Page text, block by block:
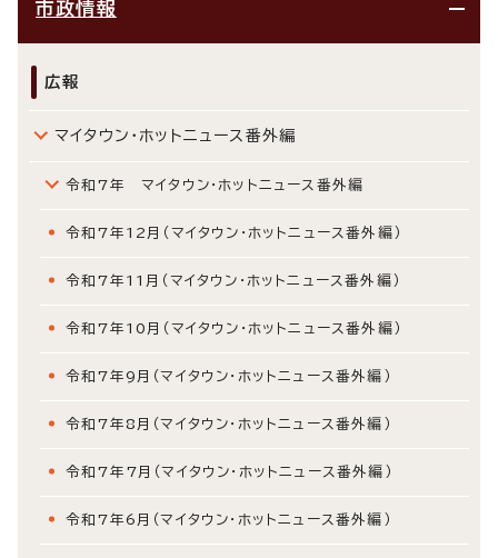
市政情報
広報
マイタウン・ホットニュース番外編
令和7年 マイタウン・ホットニュース番外編
令和7年12月（マイタウン・ホットニュース番外編）
令和7年11月（マイタウン・ホットニュース番外編）
令和7年10月（マイタウン・ホットニュース番外編）
令和7年9月（マイタウン・ホットニュース番外編）
令和7年8月（マイタウン・ホットニュース番外編）
令和7年7月（マイタウン・ホットニュース番外編）
令和7年6月（マイタウン・ホットニュース番外編）